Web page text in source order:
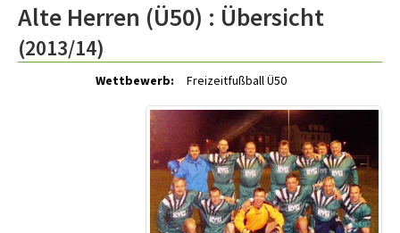
Alte Herren (Ü50) : Übersicht
(2013/14)
Wettbewerb: Freizeitfußball Ü50